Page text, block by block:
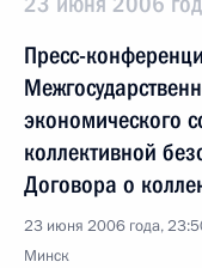
Пресс-
экономического
коллективной
Договора о
23 июня 2006 года,
Минск